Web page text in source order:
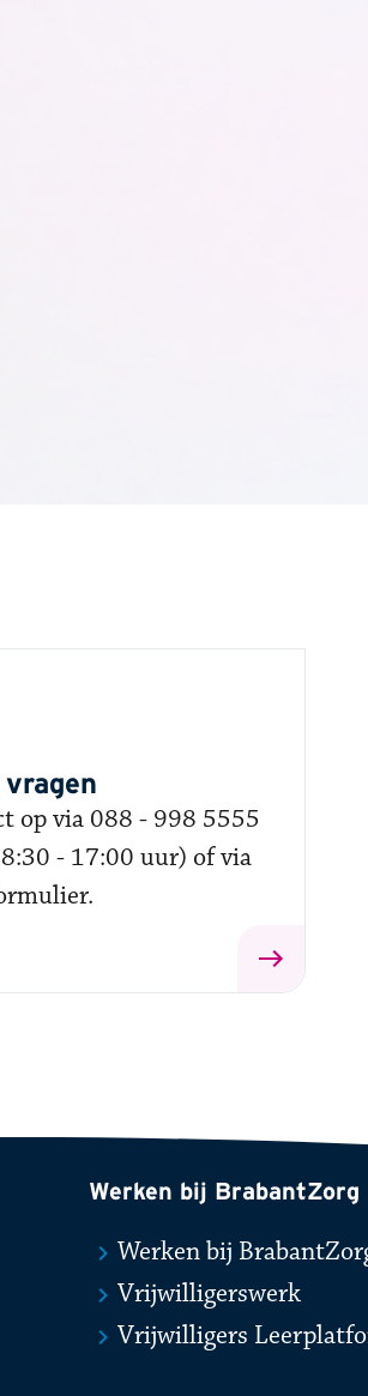
op via 088 - 998 5555
- 17:00 uur) of via
Werken bij BrabantZorg
Werken bij
Vrijwilligerswerk
Vrijwilligers